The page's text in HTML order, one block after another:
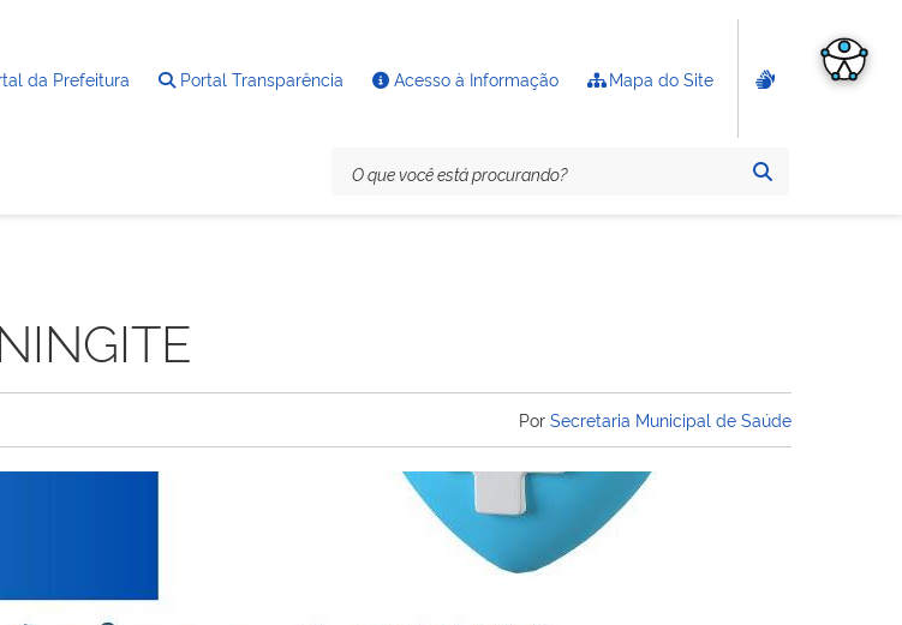
da Prefeitura Portal Transparência Acesso à Informação Mapa do Site
Por Secretaria Municipal de Saúde